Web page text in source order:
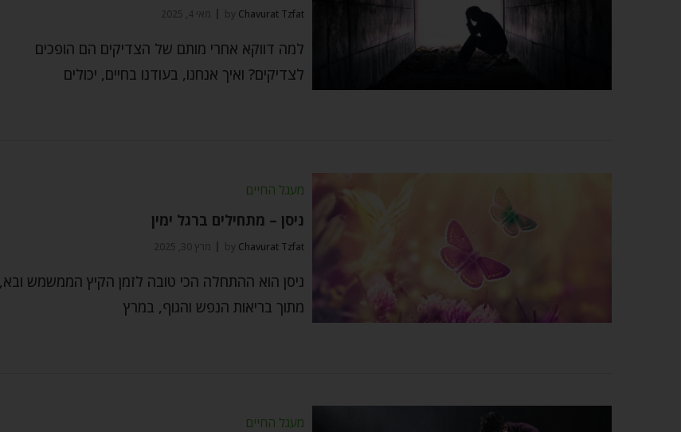
by Chavurat Tzfat מאי 4, 2025
למה דווקא אחרי מותם של הצדיקים הם הופכים
לצדיקים? ואיך אנחנו, בעודנו בחיים, יכולים
מעגל החיים
ניסן – מתחילים ברגל ימין
by Chavurat Tzfat מרץ 30, 2025
ניסן הוא ההתחלה הכי טובה לזמן הקיץ הממשמש ובא,
מתוך בריאות הנפש והגוף, במרץ
מעגל החיים